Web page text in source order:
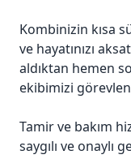
Kombinizin kısa
ve hayatınızı
aldıktan hemen
ekibimizi
Tamir ve bakım
saygılı ve onaylı